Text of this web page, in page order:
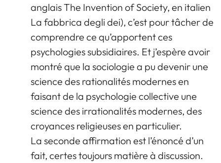
anglais The Invention of Society, en italien
La fabbrica degli dei), c’est pour tâcher de
comprendre ce qu’apportent ces
psychologies subsidiaires. Et j’espère avoir
montré que la sociologie a pu devenir une
science des rationalités modernes en
faisant de la psychologie collective une
science des irrationalités modernes, des
croyances religieuses en particulier.
La seconde affirmation est l’énoncé d’un
fait, certes toujours matière à discussion.